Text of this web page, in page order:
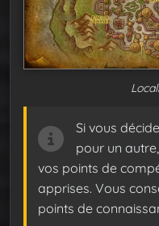
Si vous
pour un
vos points de
apprises. Vous
points de